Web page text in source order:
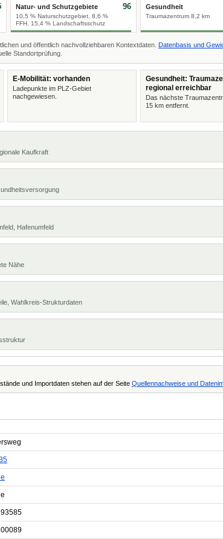
Natur- und Schutzgebiete
10,5 % Naturschutzgebiet, 8,6 %
FFH, 15,4 % Landschaftsschutz
96 Gesundheit
Traumazentrum 8,2 km
und öffentlich nachvollziehbaren Kontextdaten. Datenbasis und
Standortprüfung.
E-Mobilität: vorhanden
Ladepunkte im PLZ-Gebiet
nachgewiesen.
Gesundheit:
regional erreichbar
Das nächste
15 km entfernt.
Kaufkraft
Hafenumfeld
Nähe
Wahlkreis-Strukturdaten
und Importdaten stehen auf der Seite Quellennachweise und